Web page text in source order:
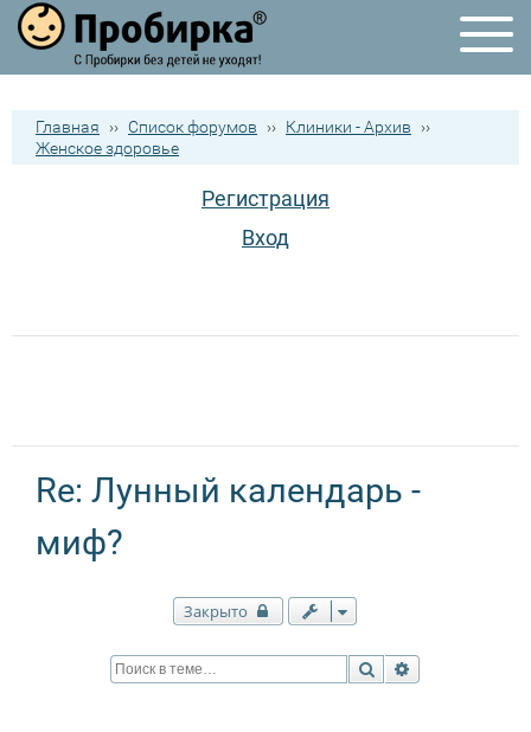
Главная ›› Список форумов ›› Клиники - Архив
››
Женское здоровье
Регистрация
Вход
Re: Лунный календарь -
миф?
Закрыто
Поиск